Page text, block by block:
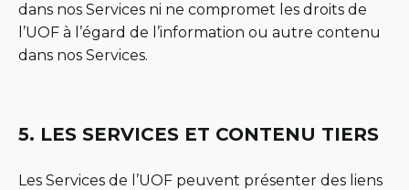
dans nos Services ni ne compromet les droits de
l’UOF à l’égard de l’information ou autre contenu
dans nos Services.
5. LES SERVICES ET CONTENU TIERS
Les Services de l’UOF peuvent présenter des liens